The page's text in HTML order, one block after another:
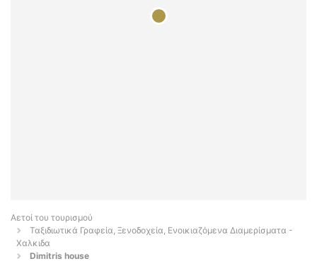
Αετοί του τουρισμού
Ταξιδιωτικά Γραφεία, Ξενοδοχεία, Ενοικιαζόμενα Διαμερίσματα -
Χαλκιδα
Dimitris house